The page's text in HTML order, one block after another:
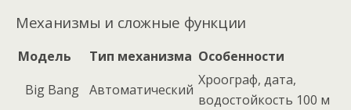
Механизмы и сложные функции
Модель Тип механизма Особенности
Big Bang Автоматический
Хроограф, дата,
водостойкость 100 м